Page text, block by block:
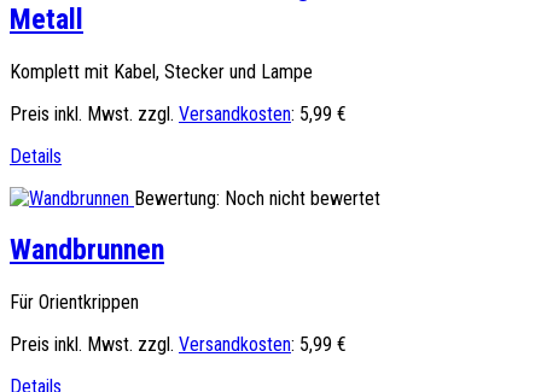
Metall
Komplett mit Kabel, Stecker und Lampe
Preis inkl. Mwst. zzgl. Versandkosten: 5,99 €
Details
Bewertung: Noch nicht bewertet
Wandbrunnen
Für Orientkrippen
Preis inkl. Mwst. zzgl. Versandkosten: 5,99 €
Details